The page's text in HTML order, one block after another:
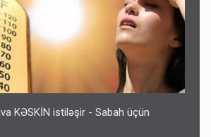
KƏSKİN istiləşir - Sabah üçün